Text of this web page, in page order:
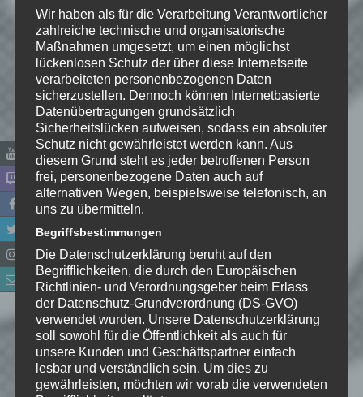
Name*
E-Mail-Adresse*
Website
*Ich habe die
Datenschutzerklärung zur
Kenntnis genommen. Ich stimme
Wir haben als für die Verarbeitung Verantwortlicher
zahlreiche technische und organisatorische
Maßnahmen umgesetzt, um einen möglichst
lückenlosen Schutz der über diese Internetseite
verarbeiteten personenbezogenen Daten
sicherzustellen. Dennoch können Internetbasierte
Datenübertragungen grundsätzlich
Sicherheitslücken aufweisen, sodass ein absoluter
Schutz nicht gewährleistet werden kann. Aus
diesem Grund steht es jeder betroffenen Person
frei, personenbezogene Daten auch auf
alternativen Wegen, beispielsweise telefonisch, an
uns zu übermitteln.
Begriffsbestimmungen
Die Datenschutzerklärung beruht auf den
Begrifflichkeiten, die durch den Europäischen
Richtlinien- und Verordnungsgeber beim Erlass
der Datenschutz-Grundverordnung (DS-GVO)
verwendet wurden. Unsere Datenschutzerklärung
soll sowohl für die Öffentlichkeit als auch für
unsere Kunden und Geschäftspartner einfach
lesbar und verständlich sein. Um dies zu
gewährleisten, möchten wir vorab die verwendeten